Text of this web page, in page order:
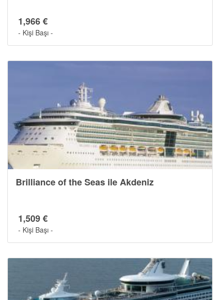
1,966 €
- Kişi Başı -
Brilliance of the Seas ile Akdeniz
1,509 €
- Kişi Başı -